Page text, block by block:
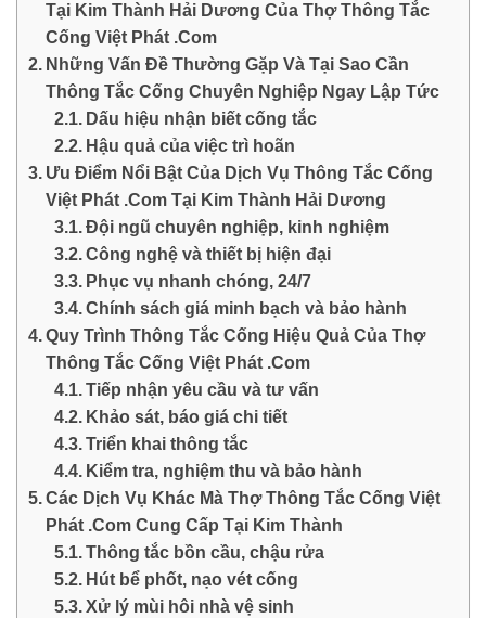
Tại Kim Thành Hải Dương Của Thợ Thông Tắc
Cống Việt Phát .Com
Những Vấn Đề Thường Gặp Và Tại Sao Cần
Thông Tắc Cống Chuyên Nghiệp Ngay Lập Tức
Dấu hiệu nhận biết cống tắc
Hậu quả của việc trì hoãn
Ưu Điểm Nổi Bật Của Dịch Vụ Thông Tắc Cống
Việt Phát .Com Tại Kim Thành Hải Dương
Đội ngũ chuyên nghiệp, kinh nghiệm
Công nghệ và thiết bị hiện đại
Phục vụ nhanh chóng, 24/7
Chính sách giá minh bạch và bảo hành
Quy Trình Thông Tắc Cống Hiệu Quả Của Thợ
Thông Tắc Cống Việt Phát .Com
Tiếp nhận yêu cầu và tư vấn
Khảo sát, báo giá chi tiết
Triển khai thông tắc
Kiểm tra, nghiệm thu và bảo hành
Các Dịch Vụ Khác Mà Thợ Thông Tắc Cống Việt
Phát .Com Cung Cấp Tại Kim Thành
Thông tắc bồn cầu, chậu rửa
Hút bể phốt, nạo vét cống
Xử lý mùi hôi nhà vệ sinh